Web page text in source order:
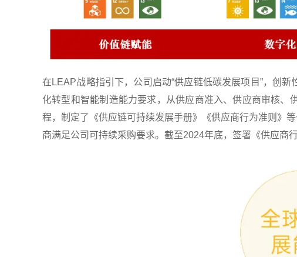
在LEAP战略指引下，公司启动“供应链低碳发展项目”，创
化转型和智能制造能力要求，从供应商准入、供应商审核
程，制定了《供应链可持续发展手册》《供应商行为准则》
商满足公司可持续采购要求。截至2024年底，签署《供应商